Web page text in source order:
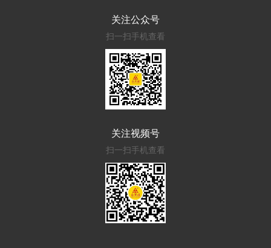
关注公众号
扫一扫手机查看
关注视频号
扫一扫手机查看